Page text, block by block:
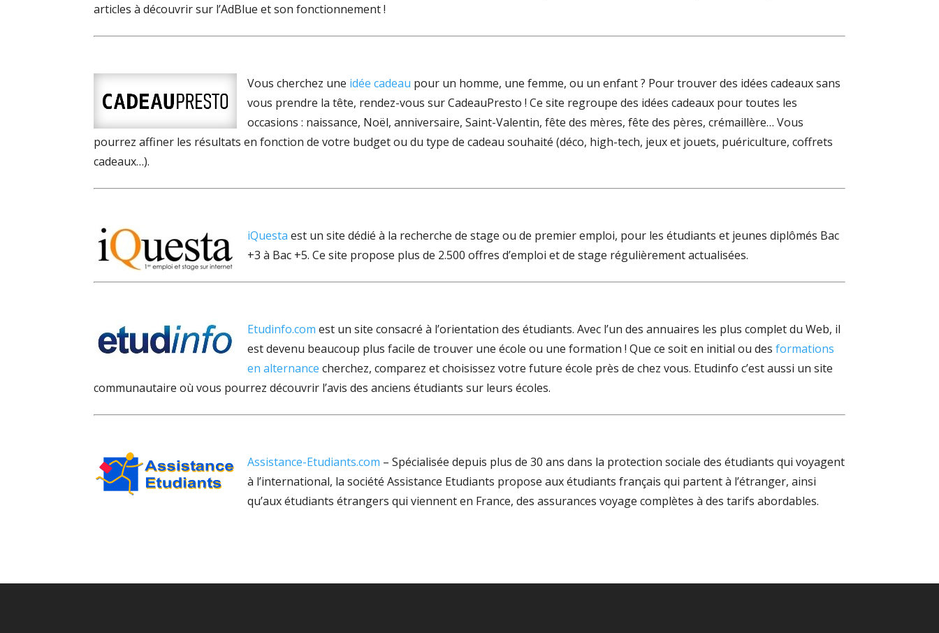
articles à découvrir sur l’AdBlue et son fonctionnement !
Vous cherchez une idée cadeau pour un homme, une femme, ou un enfant ? Pour trouver des idées cadeaux sans
vous prendre la tête, rendez-vous sur CadeauPresto ! Ce site regroupe des idées cadeaux pour toutes les
occasions : naissance, Noël, anniversaire, Saint-Valentin, fête des mères, fête des pères, crémaillère… Vous
pourrez affiner les résultats en fonction de votre budget ou du type de cadeau souhaité (déco, high-tech, jeux et jouets, puériculture, coffrets
cadeaux…).
iQuesta est un site dédié à la recherche de stage ou de premier emploi, pour les étudiants et jeunes diplômés Bac
+3 à Bac +5. Ce site propose plus de 2.500 offres d’emploi et de stage régulièrement actualisées.
Etudinfo.com est un site consacré à l’orientation des étudiants. Avec l’un des annuaires les plus complet du Web, il
est devenu beaucoup plus facile de trouver une école ou une formation ! Que ce soit en initial ou desformations
en alternance cherchez, comparez et choisissez votre future école près de chez vous. Etudinfo c’est aussi un site
communautaire où vous pourrez découvrir l’avis des anciens étudiants sur leurs écoles.
Assistance-Etudiants.com – Spécialisée depuis plus de 30 ans dans la protection sociale des étudiants qui voyagent
à l’international, la société Assistance Etudiants propose aux étudiants français qui partent à l’étranger, ainsi
qu’aux étudiants étrangers qui viennent en France, des assurances voyage complètes à des tarifs abordables.